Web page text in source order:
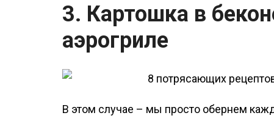
3. Картошка в
аэрогриле
В этом случае – мы просто обернем